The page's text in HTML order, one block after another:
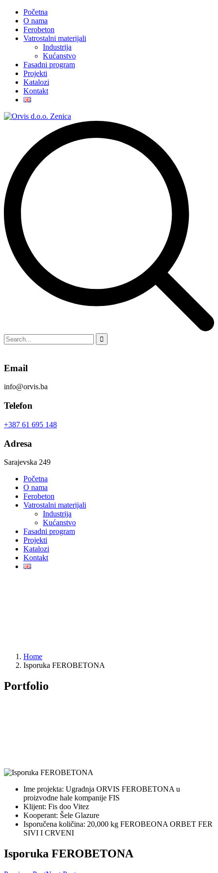
Početna
O nama
Ferobeton
Vatrostalni materijali
Industrija
Kućanstvo
Fasadni program
Projekti
Katalozi
Kontakt
Email
info@orvis.ba
Telefon
+387 61 695 148
Adresa
Sarajevska 249
Početna
O nama
Ferobeton
Vatrostalni materijali
Industrija
Kućanstvo
Fasadni program
Projekti
Katalozi
Kontakt
Home
Isporuka FEROBETONA
Portfolio
Ime projekta: Ugradnja ORVIS FEROBETONA u
proizvodne hale kompanije FIS
Klijent: Fis doo Vitez
Kooperant: Šele Glazure
Isporučena količina: 20,000 kg FEROBEONA ORBET FER
SIVI I CRVENI
Isporuka FEROBETONA